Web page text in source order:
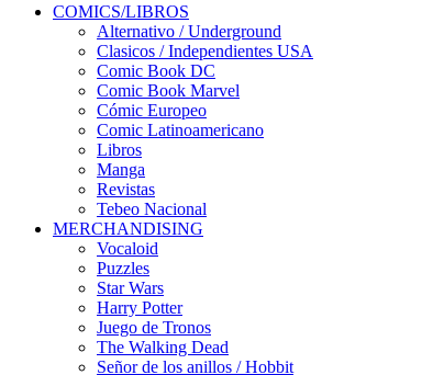
COMICS/LIBROS
Alternativo / Underground
Clasicos / Independientes USA
Comic Book DC
Comic Book Marvel
Cómic Europeo
Comic Latinoamericano
Libros
Manga
Revistas
Tebeo Nacional
MERCHANDISING
Vocaloid
Puzzles
Star Wars
Harry Potter
Juego de Tronos
The Walking Dead
Señor de los anillos / Hobbit